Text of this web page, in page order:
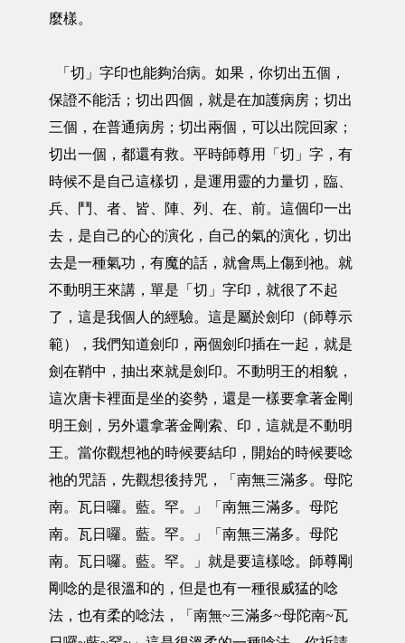
麼樣。
「切」字印也能夠治病。如果，你切出五個，
保證不能活；切出四個，就是在加護病房；切出
三個，在普通病房；切出兩個，可以出院回家；
切出一個，都還有救。平時師尊用「切」字，有
時候不是自己這樣切，是運用靈的力量切，臨、
兵、鬥、者、皆、陣、列、在、前。這個印一出
去，是自己的心的演化，自己的氣的演化，切出
去是一種氣功，有魔的話，就會馬上傷到祂。就
不動明王來講，單是「切」字印，就很了不起
了，這是我個人的經驗。這是屬於劍印（師尊示
範），我們知道劍印，兩個劍印插在一起，就是
劍在鞘中，抽出來就是劍印。不動明王的相貌，
這次唐卡裡面是坐的姿勢，還是一樣要拿著金剛
明王劍，另外還拿著金剛索、印，這就是不動明
王。當你觀想祂的時候要結印，開始的時候要唸
祂的咒語，先觀想後持咒，「南無三滿多。母陀
南。瓦日囉。藍。罕。」「南無三滿多。母陀
南。瓦日囉。藍。罕。」「南無三滿多。母陀
南。瓦日囉。藍。罕。」就是要這樣唸。師尊剛
剛唸的是很溫和的，但是也有一種很威猛的唸
法，也有柔的唸法，「南無~三滿多~母陀南~瓦